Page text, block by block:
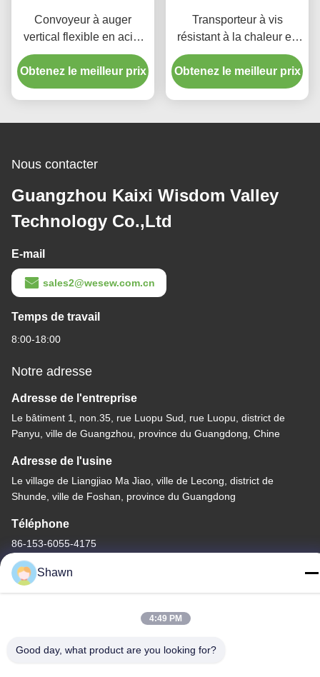
Convoyeur à auger
vertical flexible en acier
inoxydable résistant à la
chaleur avec trémie à
usage industriel
Obtenez le meilleur prix
Transporteur à vis
résistant à la chaleur en
acier inoxydable pour
applications industrielles
Obtenez le meilleur prix
Nous contacter
Guangzhou Kaixi Wisdom Valley
Technology Co.,Ltd
E-mail
sales2@wesew.com.cn
Temps de travail
8:00-18:00
Notre adresse
Adresse de l'entreprise
Le bâtiment 1, non.35, rue Luopu Sud, rue Luopu, district de
Panyu, ville de Guangzhou, province du Guangdong, Chine
Adresse de l'usine
Le village de Liangjiao Ma Jiao, ville de Lecong, district de
Shunde, ville de Foshan, province du Guangdong
Téléphone
86-153-6055-4175
Chine Bonne qualité Convoyeur à vis Le fournisseur. -2026
Guangzhou Kaixi Wisdom Valley Technology Co.,Ltd Tous les
Shawn
4:49 PM
Good day, what product are you looking for?